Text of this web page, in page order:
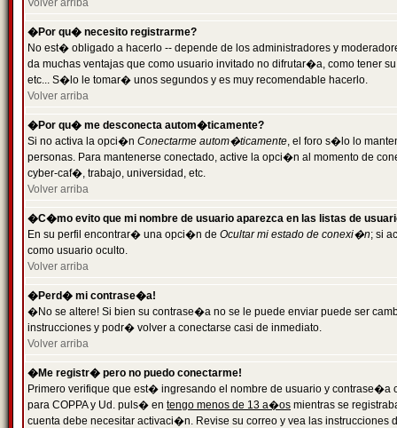
Volver arriba
�Por qu� necesito registrarme?
No est� obligado a hacerlo -- depende de los administradores y
da muchas ventajas que como usuario invitado no difrutar�a, como tener
etc... S�lo le tomar� unos segundos y es muy recomendable hacerlo.
Volver arriba
�Por qu� me desconecta autom�ticamente?
Si no activa la opci�n Conectarme autom�ticamente, el foro s�lo lo
personas. Para mantenerse conectado, active la opci�n al momento de
cyber-caf�, trabajo, universidad, etc.
Volver arriba
�C�mo evito que mi nombre de usuario aparezca en las listas de
En su perfil encontrar� una opci�n de Ocultar mi estado de conexi�n; si
como usuario oculto.
Volver arriba
�Perd� mi contrase�a!
�No se altere! Si bien su contrase�a no se le puede enviar puede ser
instrucciones y podr� volver a conectarse casi de inmediato.
Volver arriba
�Me registr� pero no puedo conectarme!
Primero verifique que est� ingresando el nombre de usuario y
para COPPA y Ud. puls� en tengo menos de 13 a�os mientras se
cuenta debe necesitar activaci�n. Revise su correo y vea las